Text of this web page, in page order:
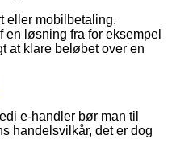
eller mobilbetaling.
løsning fra for eksempel
at klare beløbet over en
e-handler bør man til
handelsvilkår, det er dog